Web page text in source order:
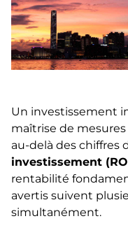
Un investissement
maîtrise de
au-delà des chiffres
investissement
rentabilité
avertis suivent
simultanément.